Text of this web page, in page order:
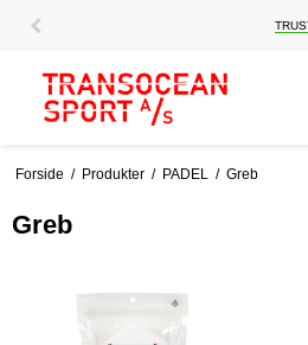
TRUSTPILOT
Forside / Produkter / PADEL / Greb
Greb